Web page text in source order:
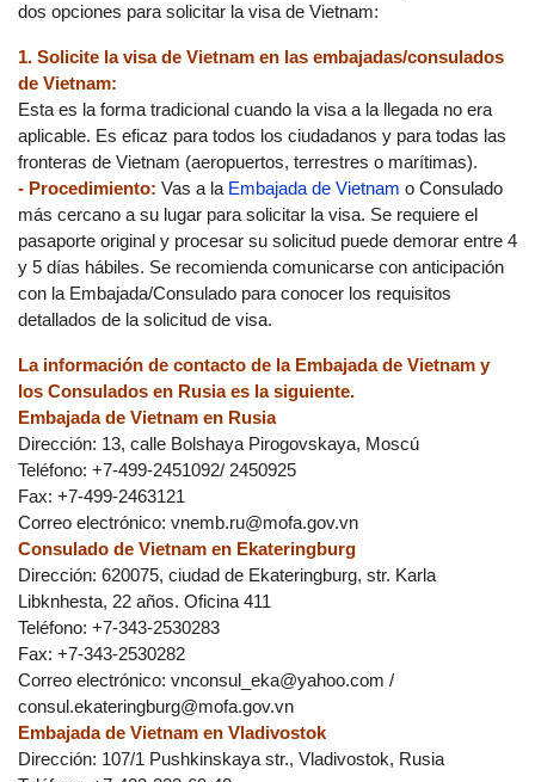
dos opciones para solicitar la visa de Vietnam:
1. Solicite la visa de Vietnam en las embajadas/consulados
de Vietnam:
Esta es la forma tradicional cuando la visa a la llegada no era
aplicable. Es eficaz para todos los ciudadanos y para todas las
fronteras de Vietnam (aeropuertos, terrestres o marítimas).
- Procedimiento: Vas a la Embajada de Vietnam o Consulado
más cercano a su lugar para solicitar la visa. Se requiere el
pasaporte original y procesar su solicitud puede demorar entre 4
y 5 días hábiles. Se recomienda comunicarse con anticipación
con la Embajada/Consulado para conocer los requisitos
detallados de la solicitud de visa.
La información de contacto de la Embajada de Vietnam y
los Consulados en Rusia es la siguiente.
Embajada de Vietnam en Rusia
Dirección: 13, calle Bolshaya Pirogovskaya, Moscú
Teléfono: +7-499-2451092/ 2450925
Fax: +7-499-2463121
Correo electrónico: vnemb.ru@mofa.gov.vn
Consulado de Vietnam en Ekateringburg
Dirección: 620075, ciudad de Ekateringburg, str. Karla
Libknhesta, 22 años. Oficina 411
Teléfono: +7-343-2530283
Fax: +7-343-2530282
Correo electrónico: vnconsul_eka@yahoo.com /
consul.ekateringburg@mofa.gov.vn
Embajada de Vietnam en Vladivostok
Dirección: 107/1 Pushkinskaya str., Vladivostok, Rusia